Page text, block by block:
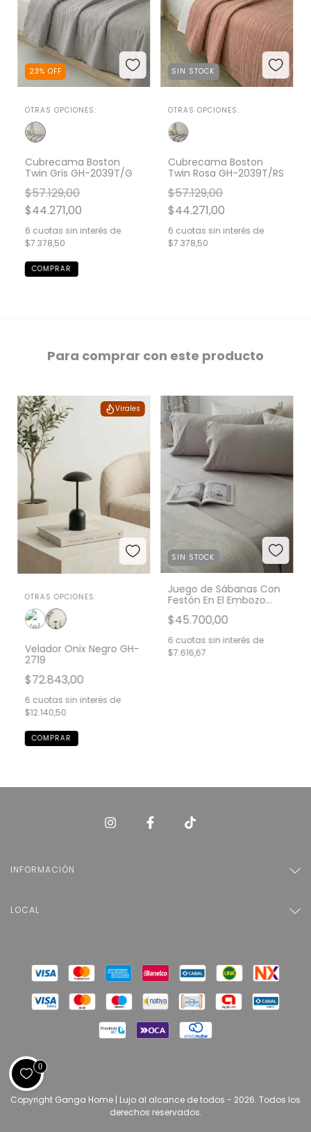
23% OFF
OTRAS OPCIONES:
Cubrecama Boston
Twin Gris GH-2039T/G
$57.129,00
$44.271,00
6 cuotas sin interés de
$7.378,50
SIN STOCK
OTRAS OPCIONES:
Cubrecama Boston
Twin Rosa GH-2039T/RS
$57.129,00
$44.271,00
6 cuotas sin interés de
$7.378,50
Para comprar con este producto
Virales
OTRAS OPCIONES:
Velador Onix Negro GH-
2719
$72.843,00
6 cuotas sin interés de
$12.140,50
SIN STOCK
Juego de Sábanas Con
Festón En El Embozo
$45.700,00
6 cuotas sin interés de
$7.616,67
INFORMACIÓN
LOCAL
Copyright Ganga Home | Lujo al alcance de todos - 2026. Todos los
derechos reservados.
0